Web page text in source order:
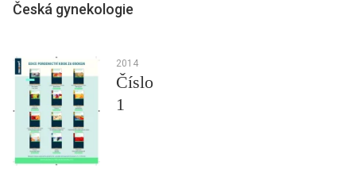
Česká gynekologie
2014
Číslo
1